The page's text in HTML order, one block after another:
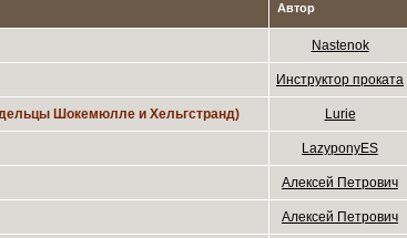
Автор
Nastenok
Инструктор проката
Шокемюлле и Хельгстранд) Lurie
LazyponyES
Алексей Петрович
Алексей Петрович